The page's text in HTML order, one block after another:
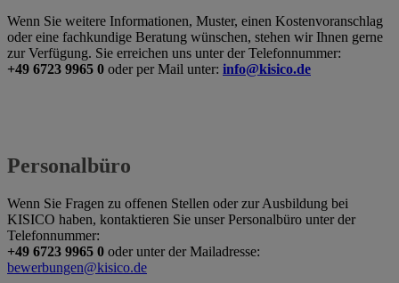
Wenn Sie weitere Informationen, Muster, einen Kostenvoranschlag
oder eine fachkundige Beratung wünschen, stehen wir Ihnen gerne
zur Verfügung. Sie erreichen uns unter der Telefonnummer:
+49 6723 9965 0 oder per Mail unter: info@kisico.de
Personalbüro
Wenn Sie Fragen zu offenen Stellen oder zur Ausbildung bei
KISICO haben, kontaktieren Sie unser Personalbüro unter der
Telefonnummer:
+49 6723 9965 0 oder unter der Mailadresse:
bewerbungen@kisico.de